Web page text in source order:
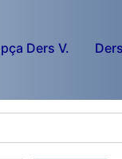
Ders V.